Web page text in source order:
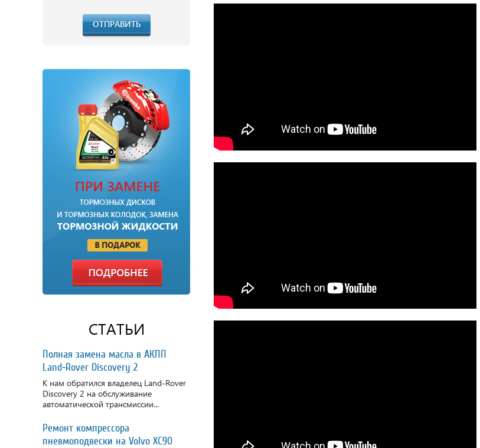
ОТПРАВИТЬ
СТАТЬИ
Полная замена масла в АКПП
Land-Rover Discovery 2
К нам обратился владелец Land-Rover
Discovery 2 на обслуживание
автоматической трансмиссии...
Ремонт компрессора
пневмоподвески на Volvo XC90